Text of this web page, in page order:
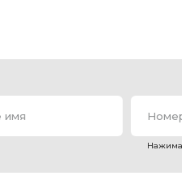
имя